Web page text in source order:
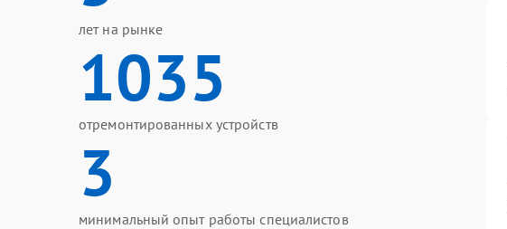
лет на рынке
1035
отремонтированных устройств
3
минимальный опыт работы специалистов